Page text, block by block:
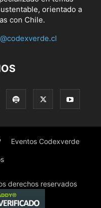
orientado a
con Chile.
Eventos Codexverde
derechos reservados